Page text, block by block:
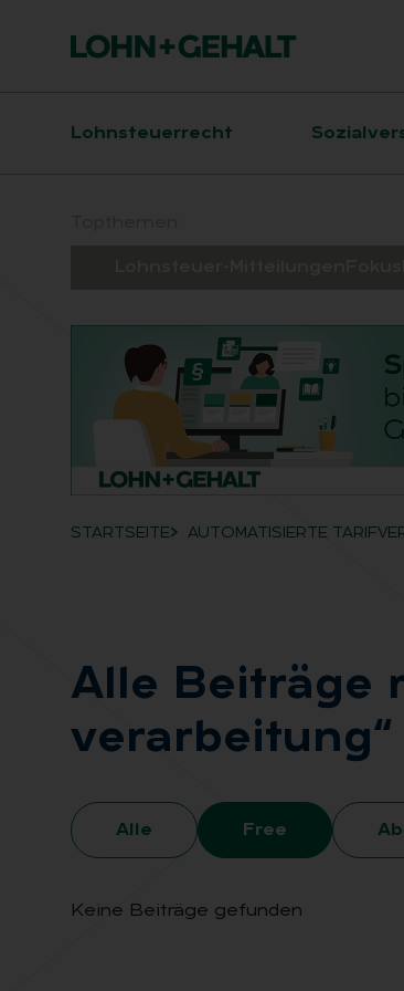
Hauptnavigation
Lohnsteuerrecht
Breadcrumb-Navigation
STARTSEITE AUTOMATISIERTE
Alle Bei­trä­ge
ver­ar­bei­tung“
Alle Free
Keine Beiträge gefunden